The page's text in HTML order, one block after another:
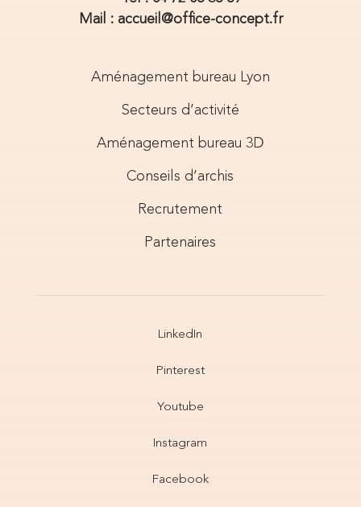
Mail : accueil@office-concept.fr
Aménagement bureau Lyon
Secteurs d’activité
Aménagement bureau 3D
Conseils d’archis
Recrutement
Partenaires
LinkedIn
Pinterest
Youtube
Instagram
Facebook